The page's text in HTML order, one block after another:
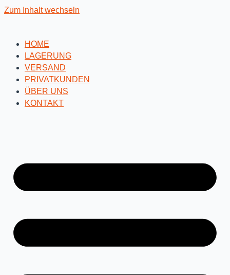
Zum Inhalt wechseln
HOME
LAGERUNG
VERSAND
PRIVATKUNDEN
ÜBER UNS
KONTAKT